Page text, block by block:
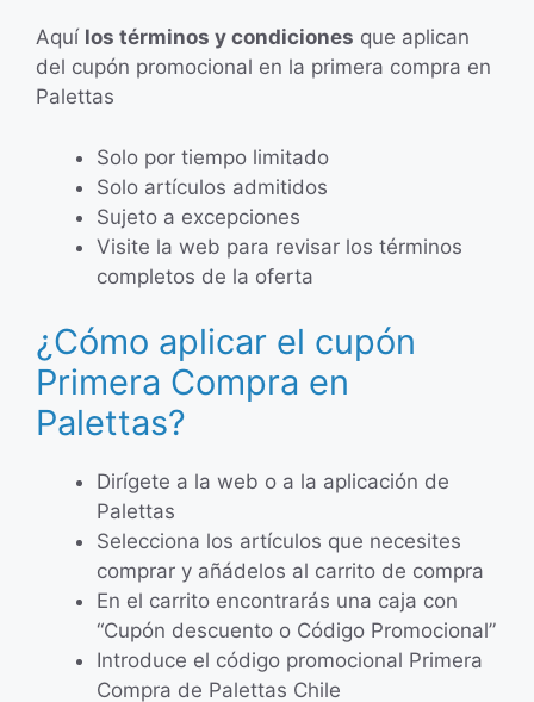
Aquí los términos y condiciones que aplican
del cupón promocional en la primera compra en
Palettas
Solo por tiempo limitado
Solo artículos admitidos
Sujeto a excepciones
Visite la web para revisar los términos
completos de la oferta
¿Cómo aplicar el cupón
Primera Compra en
Palettas?
Dirígete a la web o a la aplicación de
Palettas
Selecciona los artículos que necesites
comprar y añádelos al carrito de compra
En el carrito encontrarás una caja con
“Cupón descuento o Código Promocional”
Introduce el código promocional Primera
Compra de Palettas Chile